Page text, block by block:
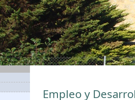
Empleo y